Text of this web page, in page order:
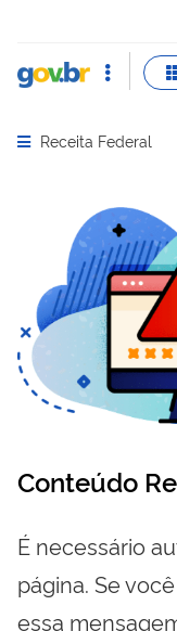
Abrir menu principal
Receita Federal
Conteúdo
É necessário
página. Se
essa